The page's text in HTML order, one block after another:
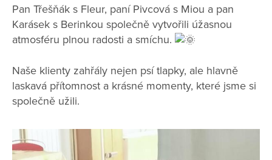
Pan Třešňák s Fleur, paní Pivcová s Miou a pan
Karásek s Berinkou společně vytvořili úžasnou
atmosféru plnou radosti a smíchu.
Naše klienty zahřály nejen psí tlapky, ale hlavně
laskavá přítomnost a krásné momenty, které jsme si
společně užili.